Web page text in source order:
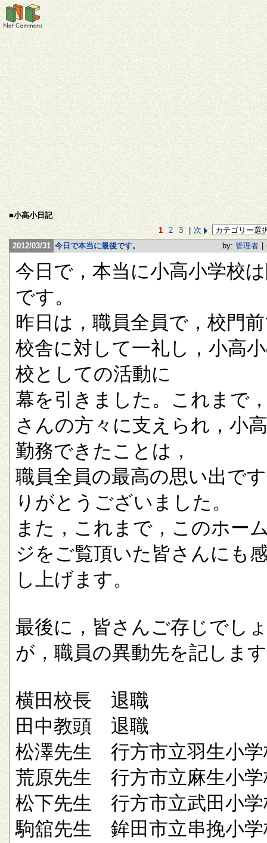
■小高小日記
1
2 3
次
2012/03/31 今日で本当に最後です。 by: 管理者
今日で，本当に小高小学校
です。
昨日は，職員全員で，校門
校舎に対して一礼し，小高
校としての活動に
幕を引きました。これまで
さんの方々に支えられ，小
勤務できたことは，
職員全員の最高の思い出で
りがとうございました。
また，これまで，このホー
ジをご覧頂いた皆さんにも
し上げます。
最後に，皆さんご存じでし
が，職員の異動先を記しま
横田校長 退職
田中教頭 退職
松澤先生 行方市立羽生小学
荒原先生 行方市立麻生小学
松下先生 行方市立武田小学
駒舘先生 鉾田市立串挽小学